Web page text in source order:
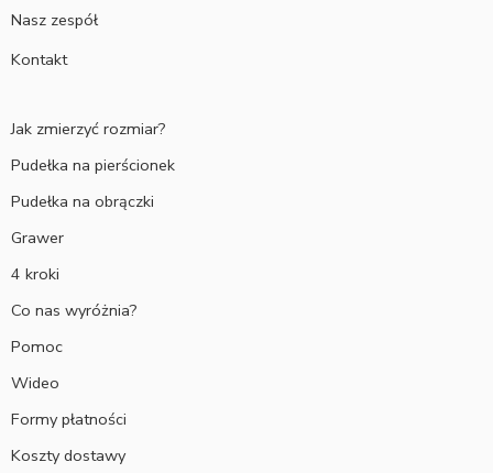
Nasz zespół
Kontakt
Jak zmierzyć rozmiar?
Pudełka na pierścionek
Pudełka na obrączki
Grawer
4 kroki
Co nas wyróżnia?
Pomoc
Wideo
Formy płatności
Koszty dostawy